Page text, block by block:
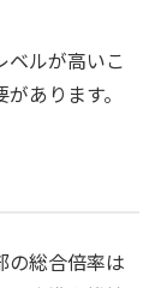
ベルが高いこ
あります。
の総合倍率は